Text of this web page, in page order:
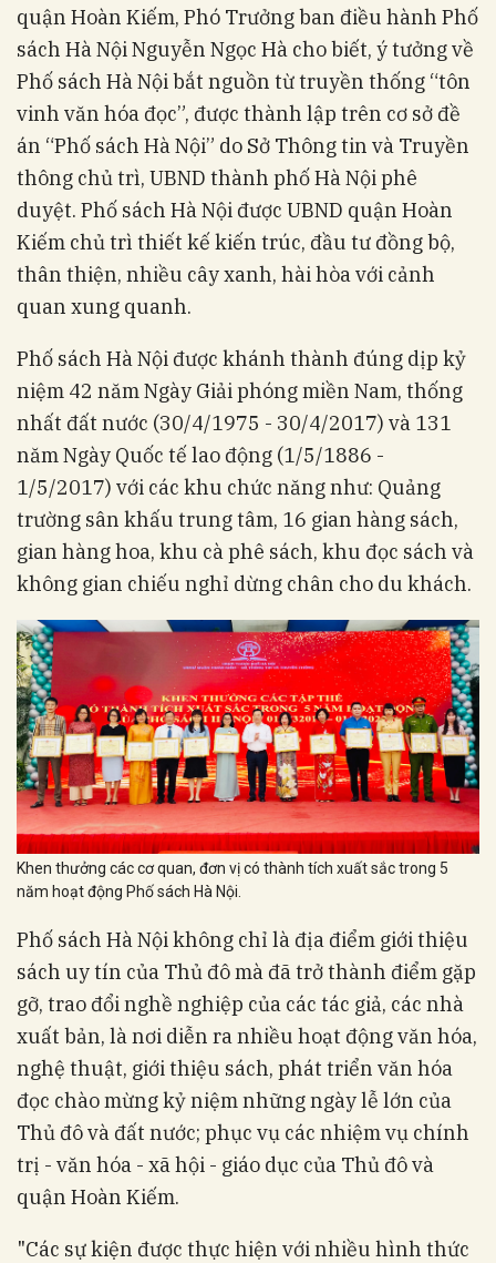
quận Hoàn Kiếm, Phó Trưởng ban điều hành Phố
sách Hà Nội Nguyễn Ngọc Hà cho biết, ý tưởng về
Phố sách Hà Nội bắt nguồn từ truyền thống “tôn
vinh văn hóa đọc”, được thành lập trên cơ sở đề
án “Phố sách Hà Nội” do Sở Thông tin và Truyền
thông chủ trì, UBND thành phố Hà Nội phê
duyệt. Phố sách Hà Nội được UBND quận Hoàn
Kiếm chủ trì thiết kế kiến trúc, đầu tư đồng bộ,
thân thiện, nhiều cây xanh, hài hòa với cảnh
quan xung quanh.
Phố sách Hà Nội được khánh thành đúng dịp kỷ
niệm 42 năm Ngày Giải phóng miền Nam, thống
nhất đất nước (30/4/1975 - 30/4/2017) và 131
năm Ngày Quốc tế lao động (1/5/1886 -
1/5/2017) với các khu chức năng như: Quảng
trường sân khấu trung tâm, 16 gian hàng sách,
gian hàng hoa, khu cà phê sách, khu đọc sách và
không gian chiếu nghỉ dừng chân cho du khách.
Khen thưởng các cơ quan, đơn vị có thành tích xuất sắc trong 5
năm hoạt động Phố sách Hà Nội.
Phố sách Hà Nội không chỉ là địa điểm giới thiệu
sách uy tín của Thủ đô mà đã trở thành điểm gặp
gỡ, trao đổi nghề nghiệp của các tác giả, các nhà
xuất bản, là nơi diễn ra nhiều hoạt động văn hóa,
nghệ thuật, giới thiệu sách, phát triển văn hóa
đọc chào mừng kỷ niệm những ngày lễ lớn của
Thủ đô và đất nước; phục vụ các nhiệm vụ chính
trị - văn hóa - xã hội - giáo dục của Thủ đô và
quận Hoàn Kiếm.
"Các sự kiện được thực hiện với nhiều hình thức